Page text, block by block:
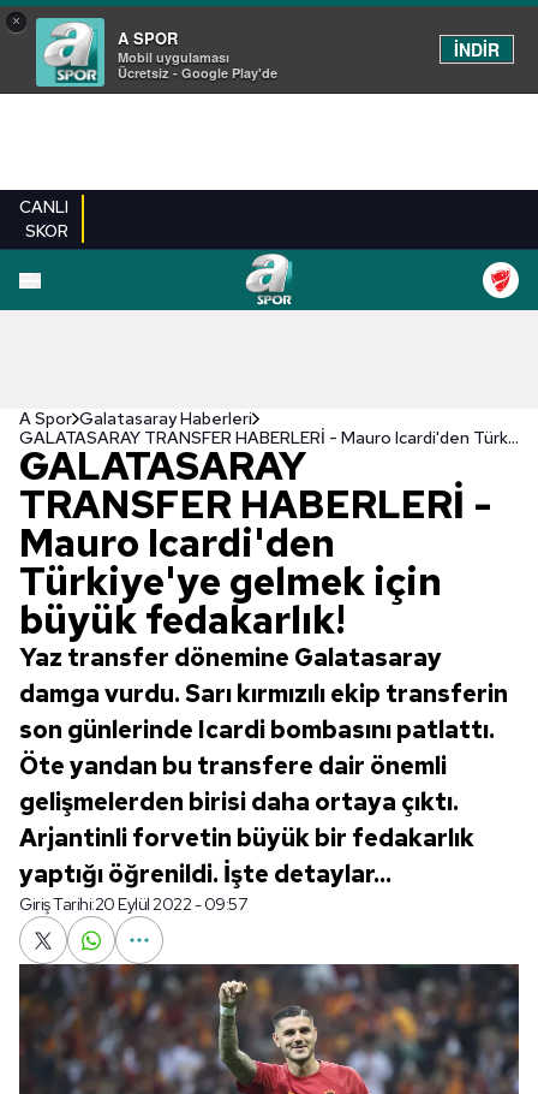
×
A SPOR
Mobil uygulaması
Ücretsiz - Google Play'de
İNDİR
CANLI
SKOR
A Spor Galatasaray Haberleri
GALATASARAY TRANSFER HABERLERİ - Mauro Icardi'den Türkiye'ye gelmek için büyük fedakarlık!
GALATASARAY
TRANSFER HABERLERİ -
Mauro Icardi'den
Türkiye'ye gelmek için
büyük fedakarlık!
Yaz transfer dönemine Galatasaray
damga vurdu. Sarı kırmızılı ekip transferin
son günlerinde Icardi bombasını patlattı.
Öte yandan bu transfere dair önemli
gelişmelerden birisi daha ortaya çıktı.
Arjantinli forvetin büyük bir fedakarlık
yaptığı öğrenildi. İşte detaylar...
Giriş Tarihi:20 Eylül 2022 - 09:57